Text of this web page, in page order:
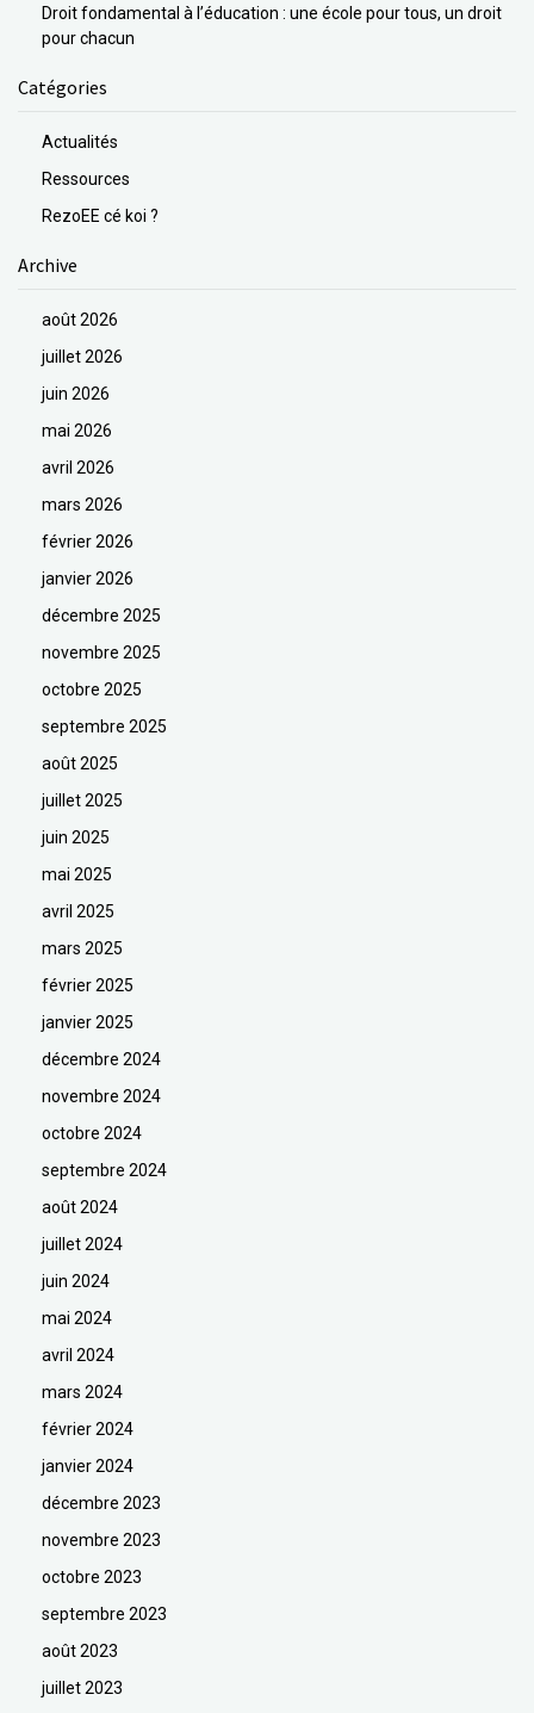
Droit fondamental à l’éducation : une école pour tous, un droit
pour chacun
Catégories
Actualités
Ressources
RezoEE cé koi ?
Archive
août 2026
juillet 2026
juin 2026
mai 2026
avril 2026
mars 2026
février 2026
janvier 2026
décembre 2025
novembre 2025
octobre 2025
septembre 2025
août 2025
juillet 2025
juin 2025
mai 2025
avril 2025
mars 2025
février 2025
janvier 2025
décembre 2024
novembre 2024
octobre 2024
septembre 2024
août 2024
juillet 2024
juin 2024
mai 2024
avril 2024
mars 2024
février 2024
janvier 2024
décembre 2023
novembre 2023
octobre 2023
septembre 2023
août 2023
juillet 2023